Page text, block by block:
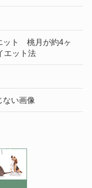
ット 桃月が約4ヶ
エット法
ない画像